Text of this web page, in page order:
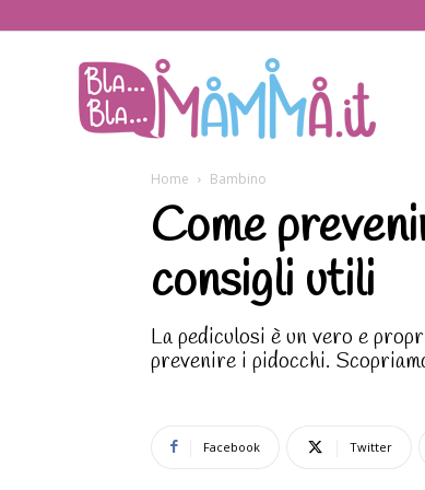
Home Bambino
Come
consigli utili
La pediculosi è un vero e
prevenire i pidocchi.
Facebook Twitter